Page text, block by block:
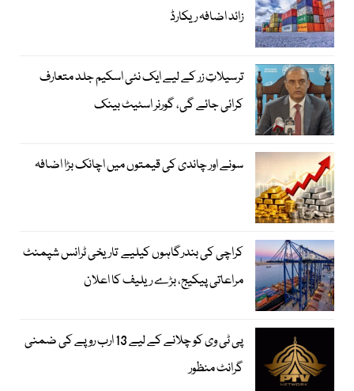
زائد اضافہ ریکارڈ
ترسیلاتِ زر کے لیے ایک نئی اسکیم جلد متعارف
کرائی جائے گی، گورنر اسٹیٹ بینک
سونے اور چاندی کی قیمتوں میں اچانک بڑا اضافہ
کراچی کی بندرگاہوں کیلیے تاریخی ٹرانس شپمنٹ
مراعاتی پیکیج، بڑے ریلیف کا اعلان
پی ٹی وی کو چلانے کے لیے 13 ارب روپے کی ضمنی
گرانٹ منظور